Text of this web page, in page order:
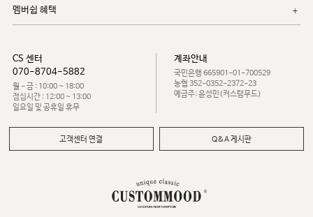
멤버쉽 혜택
CS 센터
070-8704-5882
월 - 금 : 10:00 ~ 18:00
점심시간 : 12:00 ~ 13:00
일요일 및 공휴일 휴무
계좌안내
국민은행 665901-01-700529
농협 352-0352-2372-23
예금주: 윤성민(커스텀무드)
고객센터 연결 Q&A 게시판